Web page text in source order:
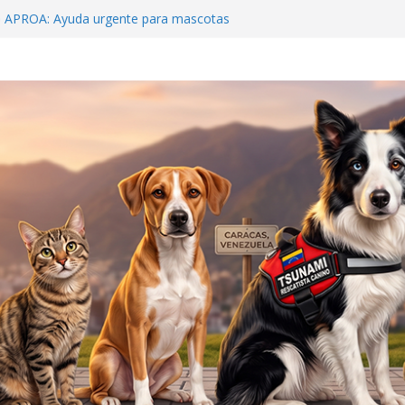
Ayuda urgente para mascotas
que sobrevivió 19 días bajo el concreto
al rescatista: Tsunami y Jorge Beens se
McDonald’s»: La Guaira nos